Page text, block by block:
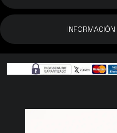
INFORMACIÓN